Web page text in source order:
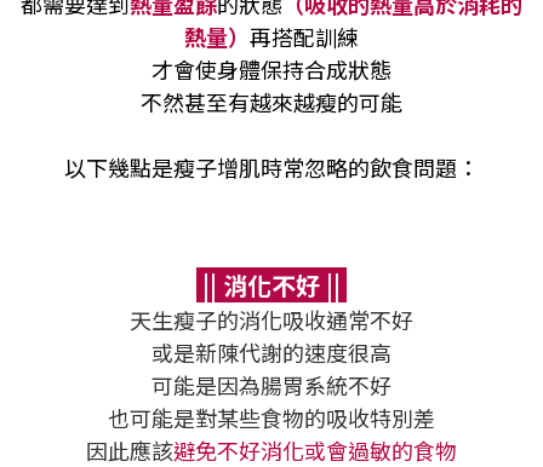
熱量） 再搭配訓練
才會使身體保持合成狀態
不然甚至有越來越瘦的可能
以下幾點是瘦子增肌時常忽略的飲食問題：
|| 消化不好 ||
天生瘦子的消化吸收通常不好
或是新陳代謝的速度很高
可能是因為腸胃系統不好
也可能是對某些食物的吸收特別差
因此應該避免不好消化或會過敏的食物